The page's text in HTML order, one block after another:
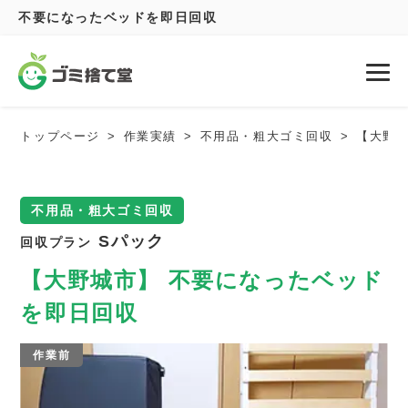
不要になったベッドを即日回収
トップページ 作業実績 不用品・粗大ゴミ回収 【大野
不用品・粗大ゴミ回収
回収プラン Sパック
【大野城市】 不要になったベッド
を即日回収
作業前